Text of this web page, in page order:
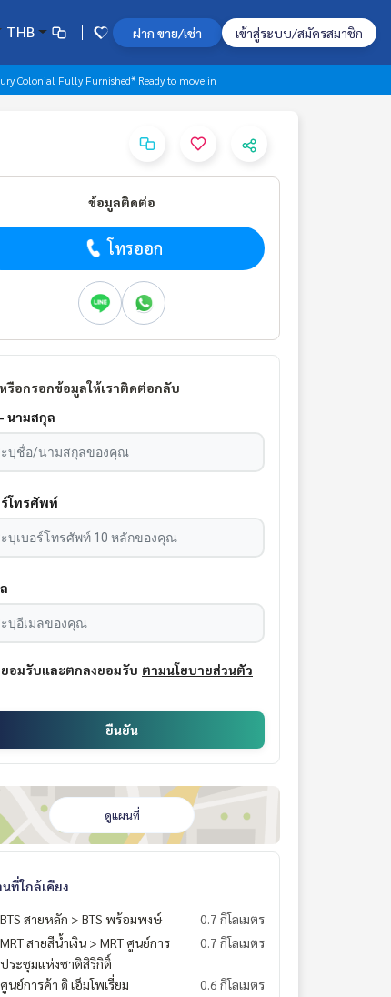
THB ฝาก ขาย/เช่า เข้าสู่ระบบ/สมัครสมาชิก
Colonial Fully Furnished* Ready to move in
ข้อมูลติดต่อ
โทรออก
หรือกรอกข้อมูลให้เราติดต่อกลับ
นามสกุล
ร์โทรศัพท์
ยอมรับและตกลงยอมรับ ตามนโยบายส่วนตัว
ยืนยัน
ดูแผนที่
ที่ใกล้เคียง
BTS สายหลัก > BTS พร้อมพงษ์
0.7 กิโลเมตร
MRT สายสีน้ำเงิน > MRT ศูนย์การ
ประชุมแห่งชาติสิริกิติ์
0.7 กิโลเมตร
ศูนย์การค้า ดิ เอ็มโพเรี่ยม
0.6 กิโลเมตร